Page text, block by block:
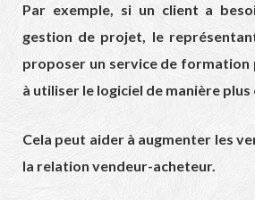
Par exemple, si un client a
gestion de projet, le
proposer un service de formation
à utiliser le logiciel de manière plus
Cela peut aider à augmenter les
la relation vendeur-acheteur.